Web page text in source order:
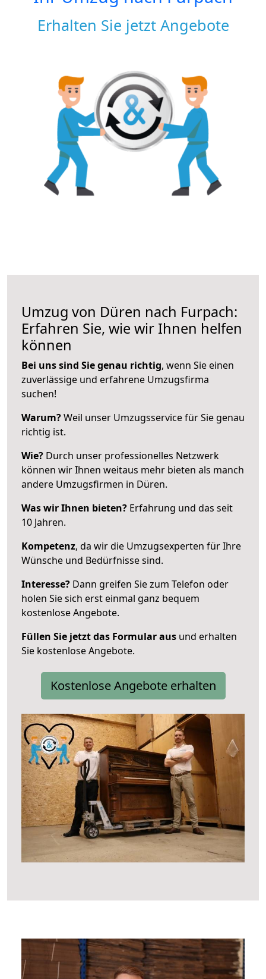
Erhalten Sie jetzt Angebote
Umzug von Düren nach Furpach:
Erfahren Sie, wie wir Ihnen helfen
können
Bei uns sind Sie genau richtig, wenn Sie einen
zuverlässige und erfahrene Umzugsfirma
suchen!
Warum?Weil unser Umzugsservice für Sie genau
richtig ist.
Wie? Durch unser professionelles Netzwerk
können wir Ihnen weitaus mehr bieten als manch
andere Umzugsfirmen in Düren.
Was wir Ihnen bieten? Erfahrung und das seit
10 Jahren.
Kompetenz, da wir die Umzugsexperten für Ihre
Wünsche und Bedürfnisse sind.
Interesse? Dann greifen Sie zum Telefon oder
holen Sie sich erst einmal ganz bequem
kostenlose Angebote.
Füllen Sie jetzt das Formular aus und erhalten
Sie kostenlose Angebote.
Kostenlose Angebote erhalten